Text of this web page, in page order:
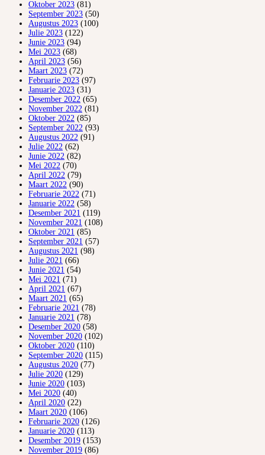
Oktober 2023 (81)
September 2023 (50)
Augustus 2023 (100)
Julie 2023 (122)
Junie 2023 (94)
Mei 2023 (68)
April 2023 (56)
Maart 2023 (72)
Februarie 2023 (97)
Januarie 2023 (31)
Desember 2022 (65)
November 2022 (81)
Oktober 2022 (85)
September 2022 (93)
Augustus 2022 (91)
Julie 2022 (62)
Junie 2022 (82)
Mei 2022 (70)
April 2022 (79)
Maart 2022 (90)
Februarie 2022 (71)
Januarie 2022 (58)
Desember 2021 (119)
November 2021 (108)
Oktober 2021 (85)
September 2021 (57)
Augustus 2021 (98)
Julie 2021 (66)
Junie 2021 (54)
Mei 2021 (71)
April 2021 (67)
Maart 2021 (65)
Februarie 2021 (78)
Januarie 2021 (78)
Desember 2020 (58)
November 2020 (102)
Oktober 2020 (110)
September 2020 (115)
Augustus 2020 (77)
Julie 2020 (129)
Junie 2020 (103)
Mei 2020 (40)
April 2020 (22)
Maart 2020 (106)
Februarie 2020 (126)
Januarie 2020 (113)
Desember 2019 (153)
November 2019 (86)